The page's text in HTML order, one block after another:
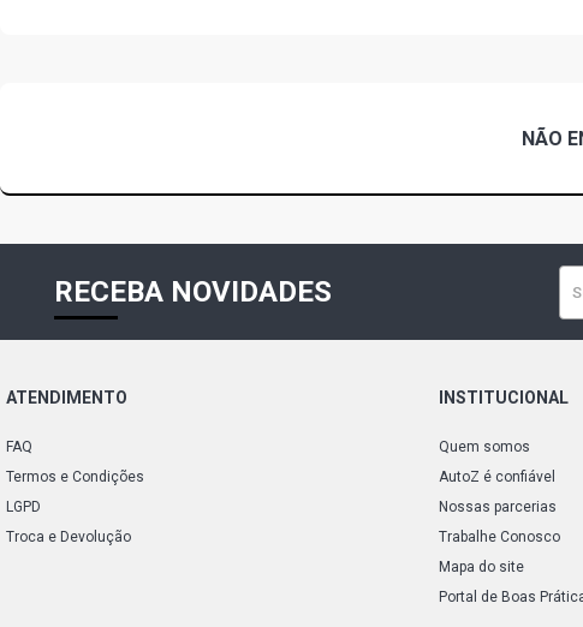
NÃO
RECEBA NOVIDADES
ATENDIMENTO
FAQ
Termos e Condições
LGPD
Troca e Devolução
INSTITUCIONAL
Quem somos
AutoZ é confiável
Nossas parcerias
Trabalhe Conosco
Mapa do site
Portal de Boas